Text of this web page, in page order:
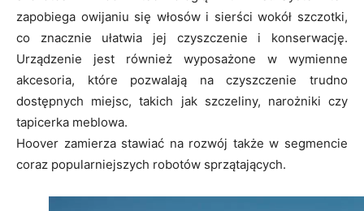
zapobiega owijaniu się włosów i sierści wokół szczotki,
co znacznie ułatwia jej czyszczenie i konserwację.
Urządzenie jest również wyposażone w wymienne
akcesoria, które pozwalają na czyszczenie trudno
dostępnych miejsc, takich jak szczeliny, narożniki czy
tapicerka meblowa.
Hoover zamierza stawiać na rozwój także w segmencie
coraz popularniejszych robotów sprzątających.